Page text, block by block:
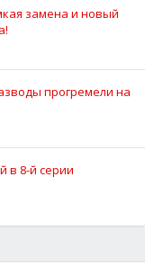
замена и новый
прогремели на
в 8-й серии